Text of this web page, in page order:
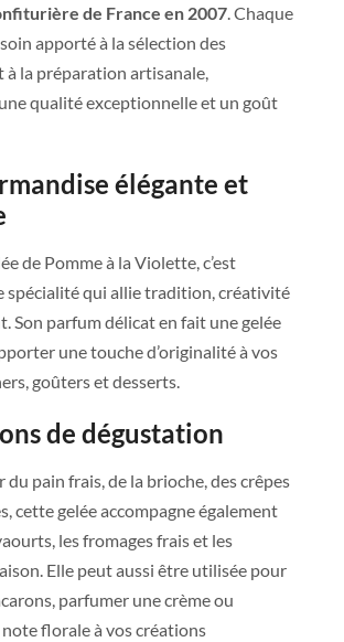
de France en 2007 . Chaque
apporté à la sélection des
à la préparation artisanale,
qualité exceptionnelle et un goût
élégante et
de Pomme à la Violette, c’est
spécialité qui allie tradition, créativité
Son parfum délicat en fait une gelée
une touche d’originalité à vos
goûters et desserts.
de dégustation
du pain frais, de la brioche, des crêpes
cette gelée accompagne également
les fromages frais et les
Elle peut aussi être utilisée pour
parfumer une crème ou
florale à vos créations